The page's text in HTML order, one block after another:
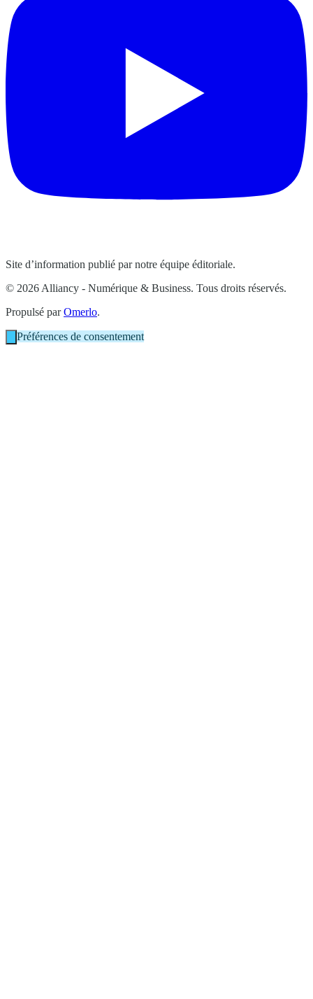
Site d’information publié par notre équipe éditoriale.
© 2026 Alliancy - Numérique & Business. Tous droits réservés.
Propulsé parOmerlo.
Préférences de consentement